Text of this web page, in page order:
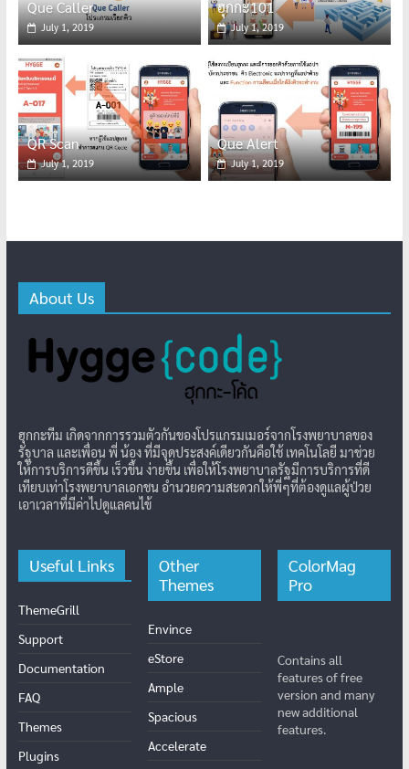
July 1, 2019 July 1, 2019
QR Scan
July 1, 2019
Que Alert
July 1, 2019
About Us
รัฐบาล และเพื่อน พี่ น้อง ที่มีจุดประสงค์เดียวกันคือใช้ เทคโนโลยี มาช่วย
ให้การบริการดีขึ้น เร็วขึ้น ง่ายขึ้น เพื่อให้โรงพยาบาลรัฐมีการบริการที่ดี
เทียบเท่าโรงพยาบาลเอกชน อำนวยความสะดวกให้พี่ๆที่ต้องดูแลผู้ป่วย
เอาเวลาที่มีค่าไปดูแลคนไข้
Useful Links
Support
Documentation
FAQ
Themes
Plugins
Blog
Other
Themes
eStore
Ample
Spacious
Accelerate
Radiate
ColorMag
Pro
features of free
version and many
new additional
features.